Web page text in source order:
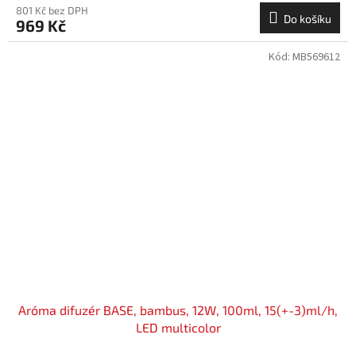
801 Kč bez DPH
969 Kč Do košíku
Aróma difuzér BASE, bambus, 12W, 100ml, 15(+-3)ml/h,
LED multicolor
Kód: MB569612